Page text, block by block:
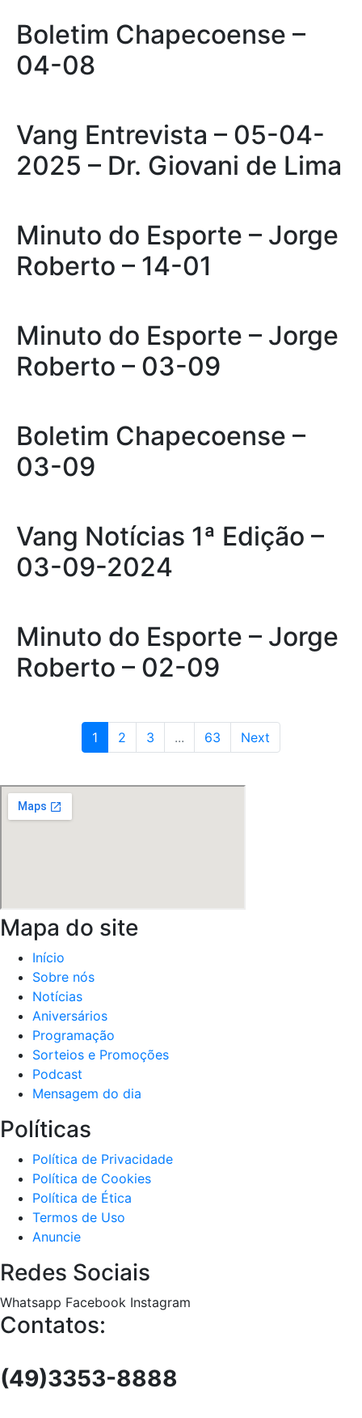
Boletim Chapecoense –
04-08
Vang Entrevista – 05-04-
2025 – Dr. Giovani de Lima
Minuto do Esporte – Jorge
Roberto – 14-01
Minuto do Esporte – Jorge
Roberto – 03-09
Boletim Chapecoense –
03-09
Vang Notícias 1ª Edição –
03-09-2024
Minuto do Esporte – Jorge
Roberto – 02-09
1 2 3 ... 63 Next
Mapa do site
Início
Sobre nós
Notícias
Aniversários
Programação
Sorteios e Promoções
Podcast
Mensagem do dia
Políticas
Política de Privacidade
Política de Cookies
Política de Ética
Termos de Uso
Anuncie
Redes Sociais
Whatsapp Facebook Instagram
Contatos:
(49)3353-8888